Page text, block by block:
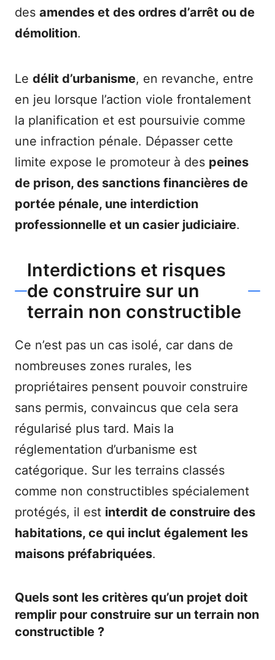
des amendes et des ordres d’arrêt ou de
démolition.
Le délit d’urbanisme, en revanche, entre
en jeu lorsque l’action viole frontalement
la planification et est poursuivie comme
une infraction pénale. Dépasser cette
limite expose le promoteur à des peines
de prison, des sanctions financières de
portée pénale, une interdiction
professionnelle et un casier judiciaire.
Interdictions et risques
de construire sur un
terrain non constructible
Ce n’est pas un cas isolé, car dans de
nombreuses zones rurales, les
propriétaires pensent pouvoir construire
sans permis, convaincus que cela sera
régularisé plus tard. Mais la
réglementation d’urbanisme est
catégorique. Sur les terrains classés
comme non constructibles spécialement
protégés, il est interdit de construire des
habitations, ce qui inclut également les
maisons préfabriquées.
Quels sont les critères qu’un projet doit
remplir pour construire sur un terrain non
constructible ?